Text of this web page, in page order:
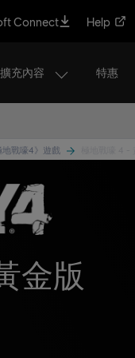
Connect Help
擴充內容 特惠
地戰嚎4》遊戲
金版